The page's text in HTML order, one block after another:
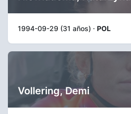
1994-09-29 (31 años) · POL
Vollering, Demi